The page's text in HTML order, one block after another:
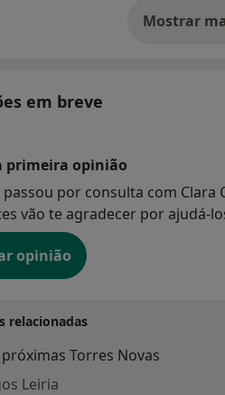
Mostrar
em breve
primeira opinião
passou por consulta com
vão te agradecer por ajudá-
opinião
relacionadas
Torres Novas
Leiria